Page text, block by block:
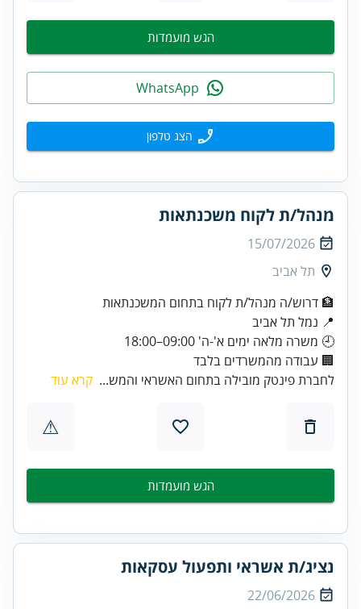
הגש מועמדות
הצג טלפון
מנהל/ת לקוח משכנתאות
15/07/2026
תל אביב
🏦 דרוש/ה מנהל/ת לקוח בתחום המשכנתאות
🏢 עבודה מהמשרדים בלבד
לחברת פינטק מובילה בתחום האשראי והמש... קרא עוד
⚠
הגש מועמדות
נציג/ת אשראי ותפעול עסקאות
22/06/2026